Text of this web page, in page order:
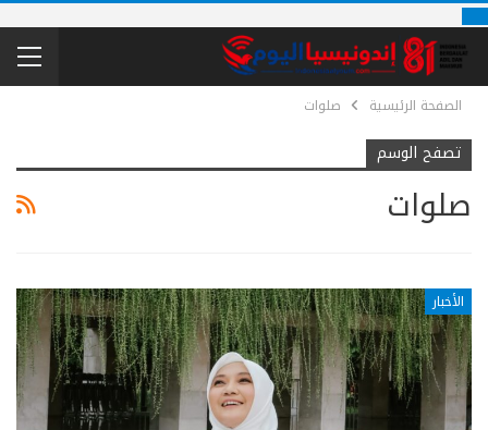
الصفحة الرئيسية صلوات
تصفح الوسم
صلوات
الأخبار